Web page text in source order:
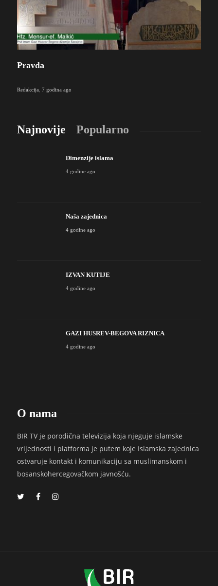
Pravda
Redakcija 7 godina ago
Najnovije Popularno
Dimenzije islama
4 godine ago
Naša zajednica
4 godine ago
IZVAN KUTIJE
4 godine ago
GAZI HUSREV-BEGOVA RIZNICA
4 godine ago
O nama
BIR TV je porodična televizija koja njeguje islamske
vrijednosti i platforma je putem koje Islamska zajednica
ostvaruje kontakt i komunikaciju sa muslimanskom i
bosanskohercegovačkom javnošću.